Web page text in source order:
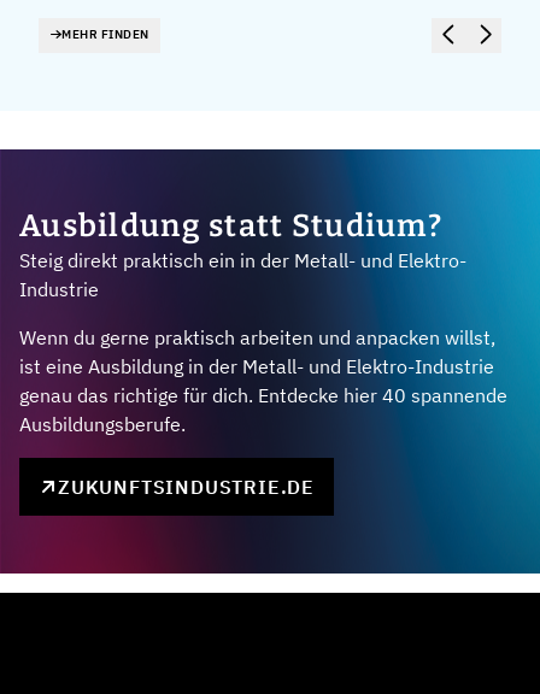
MEHR FINDEN
Ausbildung statt Studium?
Steig direkt praktisch ein in der Metall- und Elektro-
Industrie
Wenn du gerne praktisch arbeiten und anpacken willst,
ist eine Ausbildung in der Metall- und Elektro-Industrie
genau das richtige für dich. Entdecke hier 40 spannende
Ausbildungsberufe.
ZUKUNFTSINDUSTRIE.DE